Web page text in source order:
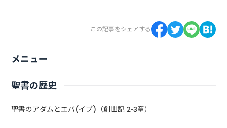
この記事をシェアする
メニュー
聖書の歴史
聖書のアダムとエバ(イブ)（創世記 2-3章）